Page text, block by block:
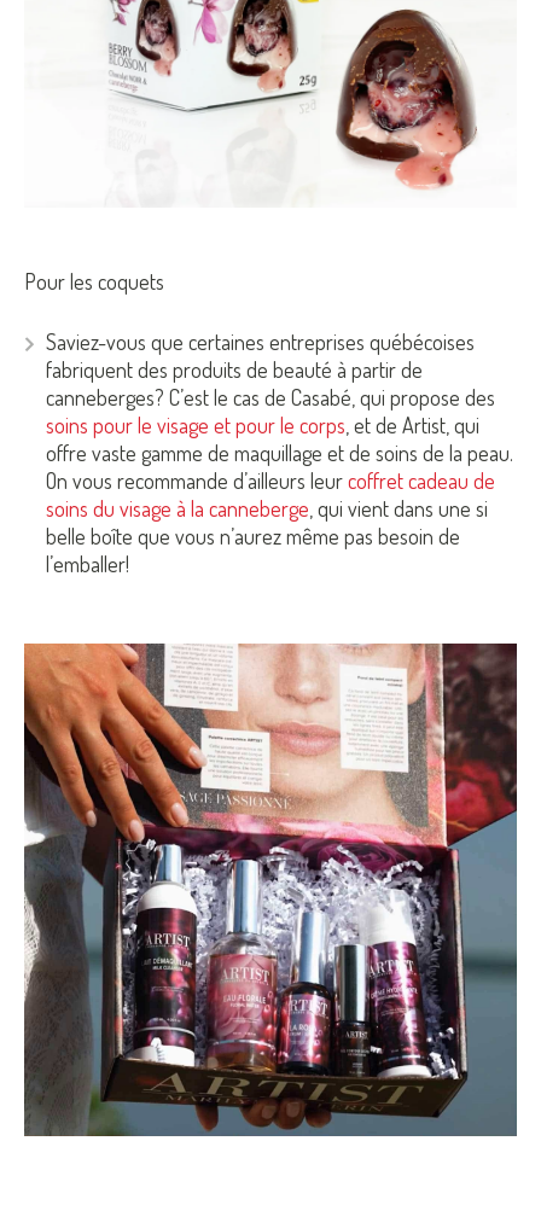
Pour les coquets
Saviez-vous que certaines entreprises québécoises
fabriquent des produits de beauté à partir de
canneberges? C’est le cas de Casabé, qui propose des
soins pour le visage et pour le corps , et de Artist, qui
offre vaste gamme de maquillage et de soins de la peau.
On vous recommande d’ailleurs leurcoffret cadeau de
soins du visage à la canneberge , qui vient dans une si
belle boîte que vous n’aurez même pas besoin de
l’emballer!